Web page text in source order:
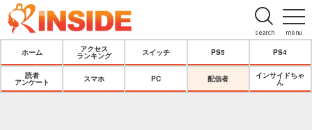
menu
search
ホーム
アクセス
ランキング
スイッチ PS5 PS4
読者
アンケート
スマホ PC 配信者
インサイドちゃ
ん